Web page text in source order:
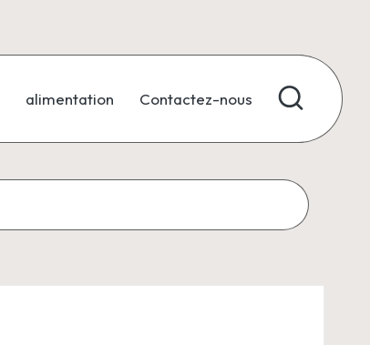
alimentation Contactez-nous